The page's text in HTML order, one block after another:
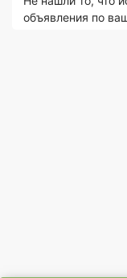
объявления по